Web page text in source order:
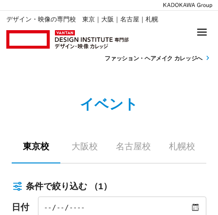
デザイン・映像の専門校 東京｜大阪｜名古屋｜札幌
ファッション・ ヘアメイク カレッジへ
イベント
東京校 大阪校 名古屋校 札幌校
条件で絞り込む （1）
日付